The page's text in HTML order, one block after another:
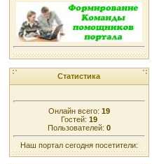
Статистика
Онлайн всего: 19
Гостей: 19
Пользователей: 0
Наш портал сегодня посетители: